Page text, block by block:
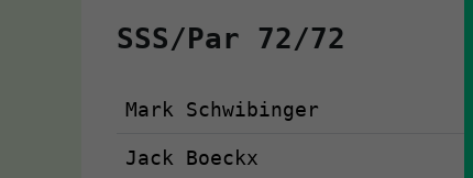
SSS/Par 72/72
Mark Schwibinger
Jack Boeckx